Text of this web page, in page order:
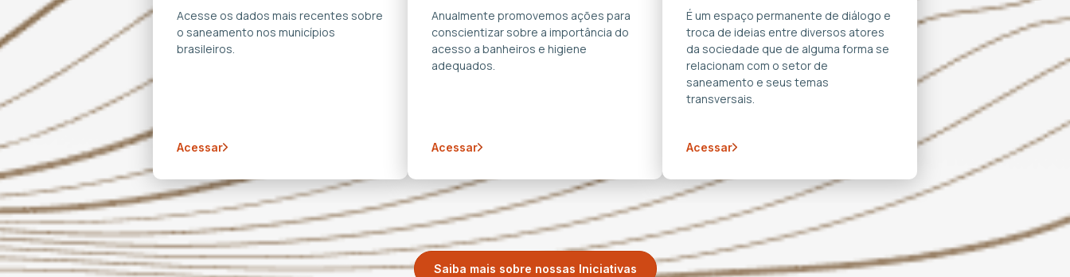
Acesse os dados mais recentes sobre
o saneamento nos municípios
brasileiros.
Acessar
Anualmente promovemos ações para
conscientizar sobre a importância do
acesso a banheiros e higiene
adequados.
Acessar
É um espaço permanente de diálogo e
troca de ideias entre diversos atores
da sociedade que de alguma forma se
relacionam com o setor de
saneamento e seus temas
transversais.
Acessar
Saiba mais sobre nossas Iniciativas